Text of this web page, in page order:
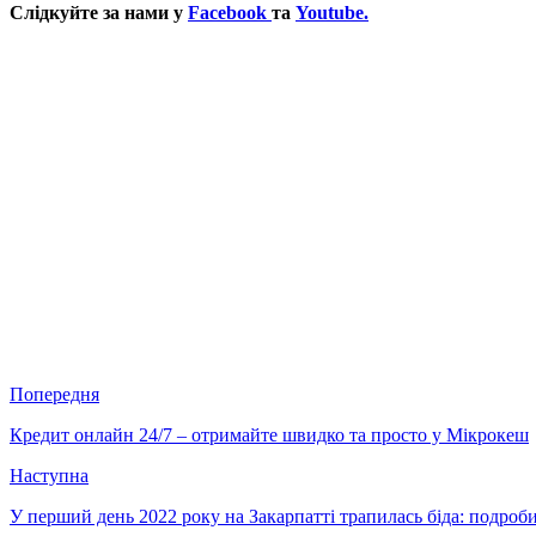
Слідкуйте за нами у Facebook та Youtube.
Попередня
Кредит онлайн 24/7 – отримайте швидко та просто у Мікрокеш
Наступна
У перший день 2022 року на Закарпатті трапилась біда: